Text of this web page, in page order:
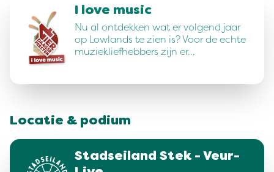
I love music
Nu al ontdekken wat er volgend jaar
op Lowlands te zien is? Voor de echte
muziekliefhebbers zijn er…
Locatie & podium
Stadseiland Stek - Veur-